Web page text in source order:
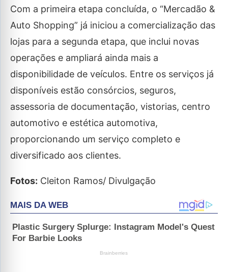
Com a primeira etapa concluída, o “Mercadão &
Auto Shopping” já iniciou a comercialização das
lojas para a segunda etapa, que inclui novas
operações e ampliará ainda mais a
disponibilidade de veículos. Entre os serviços já
disponíveis estão consórcios, seguros,
assessoria de documentação, vistorias, centro
automotivo e estética automotiva,
proporcionando um serviço completo e
diversificado aos clientes.
Fotos: Cleiton Ramos/ Divulgação